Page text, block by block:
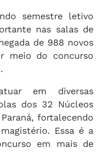
semestre letivo
nas salas de
de 988 novos
meio do concurso
em diversas
dos 32 Núcleos
fortalecendo
Essa é a
em mais de